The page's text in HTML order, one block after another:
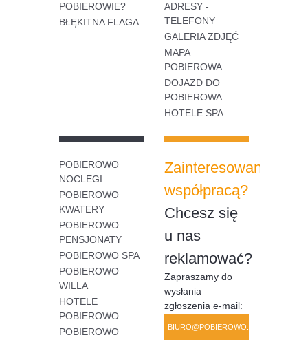
POBIEROWIE?
BŁĘKITNA FLAGA
ADRESY -
TELEFONY
GALERIA ZDJĘĆ
MAPA
POBIEROWA
DOJAZD DO
POBIEROWA
HOTELE SPA
POBIEROWO
NOCLEGI
POBIEROWO
KWATERY
POBIEROWO
PENSJONATY
POBIEROWO SPA
POBIEROWO
WILLA
HOTELE
POBIEROWO
POBIEROWO
Zainteresowany
współpracą?
Chcesz się
u nas
reklamować?
Zapraszamy do
wysłania
zgłoszenia e-mail:
BIURO@POBIEROWO.COM.PL